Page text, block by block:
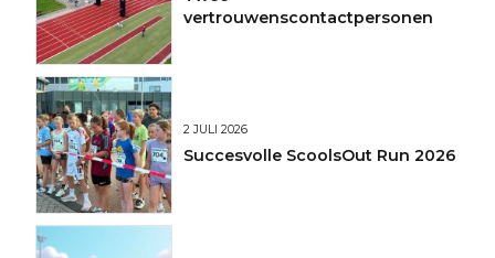
vertrouwenscontactpersonen
2 JULI 2026
Succesvolle ScoolsOut Run 2026